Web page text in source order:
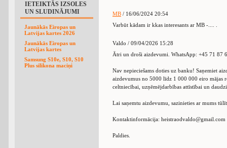
IETEIKTĀS IZSOLES
UN SLUDINĀJUMI
Jaunākās Eiropas un
Latvijas kartes 2026
Jaunākās Eiropas un
Latvijas kartes
Samsung S10e, S10, S10
Plus silikona maciņi
MB / 16/06/2024 20:54
Varbūt kādam ir kkas interesants ar MB -.... .
Valdo / 09/04/2026 15:28
Ātri un droši aizdevumi. WhatsApp: +45 71 87
Nav nepieciešams doties uz banku! Saņemiet
aizdevumus no 5000 līdz 1 000 000 eiro mājas
celtniecībai, uzņēmējdarbības attīstībai un
Lai saņemtu aizdevumu, sazinieties ar mums
Kontaktinformācija: heistraodvaldo@gmail.com
Paldies.